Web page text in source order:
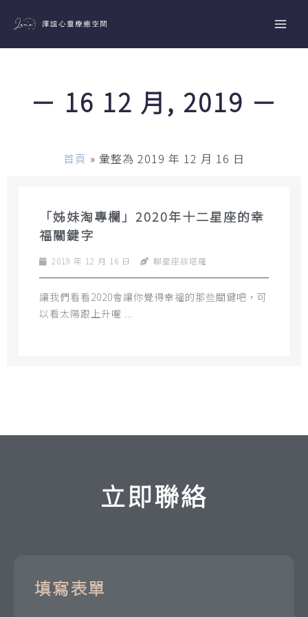
主
－ 16 12 月, 2019 －
首頁 » 彙整為 2019 年 12 月 16 日
「姊妹淘專欄」2020年十二星座的幸
福關鍵字
2019 年 12 月 16 日 聊星座談塔羅
讓我們看看2020會讓你覺得幸福的那些關鍵吧，可
以看太陽跟上升喔 ...
立即聯絡
填寫表單